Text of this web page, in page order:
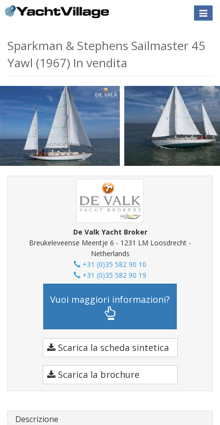
Toggle
Sparkman & Stephens Sailmaster 45
Yawl (1967) In vendita
De Valk Yacht Broker
Breukeleveense Meentje 6 - 1231 LM Loosdrecht -
Netherlands
+31 (0)35 582 90 10
+31 (0)35 582 90 19
Vuoi maggiori informazioni?
Scarica la scheda sintetica
Scarica la brochure
Descrizione